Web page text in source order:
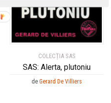
COLECȚIA SAS
SAS: Alerta, plutoniu
de Gerard De Villiers